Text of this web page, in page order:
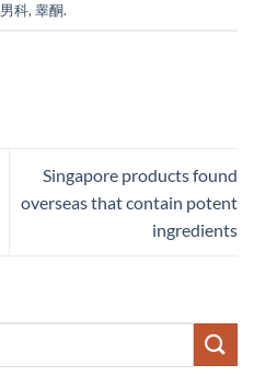
男科,睾酮.
Singapore products found
overseas that contain potent
ingredients